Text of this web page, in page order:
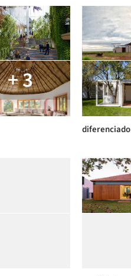
+ 3
diferenciado